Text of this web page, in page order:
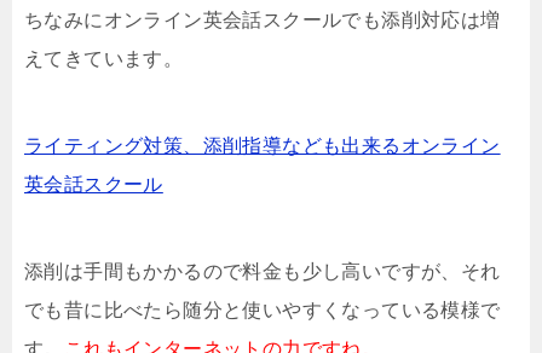
ちなみにオンライン英会話スクールでも添削対応は増
えてきています。
ライティング対策、添削指導なども出来るオンライン
英会話スクール
添削は手間もかかるので料金も少し高いですが、それ
でも昔に比べたら随分と使いやすくなっている模様で
す。
これもインターネットの力ですね。